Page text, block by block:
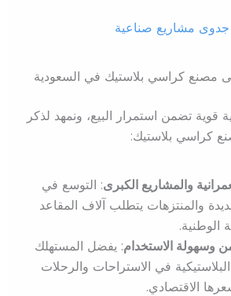
مشاريع صناعية
مصنع كراسي بلاستيك في السعودية
تضمن استمرار البيع، ونمهد لذكر
كراسي بلاستيك:
والمشاريع الكبرى: التوسع في
والمنتزهات يتطلب آلاف المقاعد
الوطنية.
وسهولة الاستخدام: يفضل المستهلك
في الاستراحات والرحلات
الاقتصادي.